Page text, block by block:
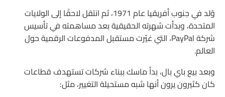
وُلد في جنوب أفريقيا عام 1971، ثم انتقل لاحقًا إلى الولايات
المتحدة، وبدأت شهرته الحقيقية بعد مساهمته في تأسيس
شركة PayPal، التي غيّرت مستقبل المدفوعات الرقمية حول
العالم.
وبعد بيع باي بال، بدأ ماسك ببناء شركات تستهدف قطاعات
كان كثيرون يرون أنها شبه مستحيلة التغيير، مثل: